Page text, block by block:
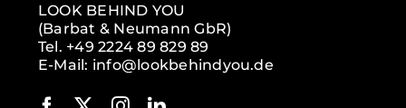
LOOK BEHIND YOU
(Barbat & Neumann GbR)
Tel. +49 2224 89 829 89
E-Mail: info@lookbehindyou.de